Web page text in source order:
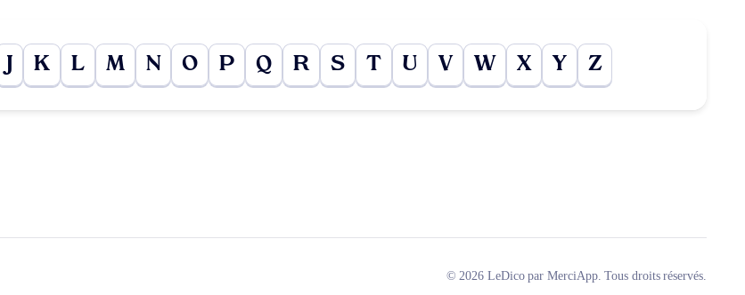
K L M N O P Q R S T U V W X Y Z
© 2026 LeDico par MerciApp. Tous droits réservés.